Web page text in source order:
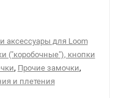
аксессуары для Loom
("коробочные"), кнопки
, Прочие замочки,
и плетения